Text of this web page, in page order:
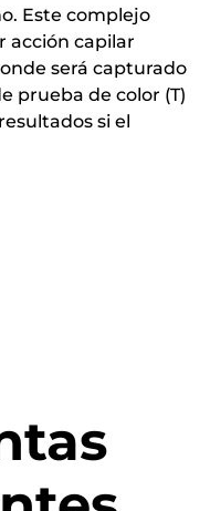
Este complejo
acción capilar
será capturado
prueba de color (T)
si el